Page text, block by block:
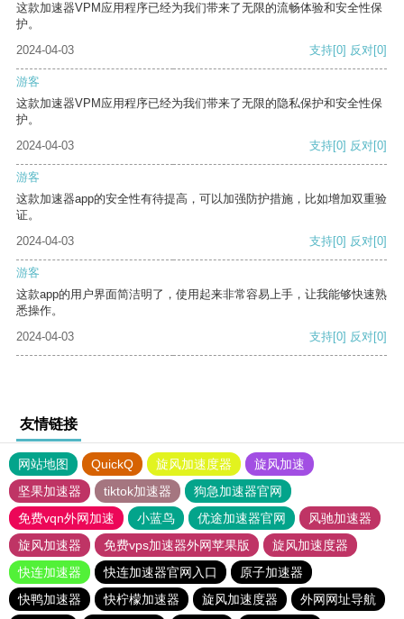
这款加速器VPM应用程序已经为我们带来了无限的流畅体验和安全性保
护。
2024-04-03
支持[0] 反对[0]
游客
这款加速器VPM应用程序已经为我们带来了无限的隐私保护和安全性保
护。
2024-04-03
支持[0] 反对[0]
游客
这款加速器app的安全性有待提高，可以加强防护措施，比如增加双重验
证。
2024-04-03
支持[0] 反对[0]
游客
这款app的用户界面简洁明了，使用起来非常容易上手，让我能够快速熟
悉操作。
2024-04-03
支持[0] 反对[0]
友情链接
网站地图 QuickQ 旋风加速度器
旋风加速
坚果加速器
tiktok加速器
狗急加速器官网
免费vqn外网加速
小蓝鸟 优途加速器官网
风驰加速器
旋风加速器
免费vps加速器外网苹果版
旋风加速度器
快连加速器
快连加速器官网入口
原子加速器
快鸭加速器
快柠檬加速器 旋风加速度器 外网网址导航